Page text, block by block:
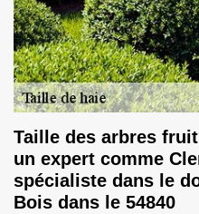
Taille des arbres
un expert comme
spécialiste dans le
Bois dans le 54840